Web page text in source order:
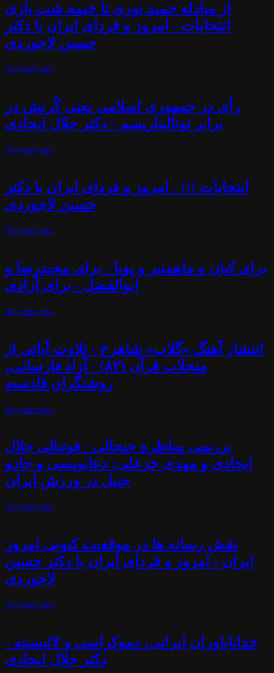
از مبادله حمید نوری تا خیمه شب بازی
انتخابات - امروز و فردای ایران با دکتر
حسین لاجوردی
56 years ago
رأی در جمهوری اسلامی یعنی کُرنش در
برابر توتالیتاریسم - دکتر جلال ایجادی
56 years ago
انتخابات !!! - امروز و فردای ایران با دکتر
حسین لاجوردی
56 years ago
برای کیان و ماهمنیر و پویا - برای مجیدرضا و
ابوالفضل - برای آزادی
56 years ago
انتشار آهنگ «گلاب» شاهرخ - تلاوت آیاتی از
منجلاب قرآن (۸۲) - آزاد فارسانی،
روشنگران قادسیه
56 years ago
بررسی مناظره جنجالی - فوتبالی جلال
ایجادی و مهدی خزعلی: دعانویسی و جادو
جنبل در ورزش ایران
56 years ago
نقش رسانه ها در موقعیت کنونی امروز
ایران - امروز و فردای ایران با دکتر حسین
لاجوردی
56 years ago
خداناباوران ایرانی، دموکراسی و لائیسیته -
دکتر جلال ایجادی